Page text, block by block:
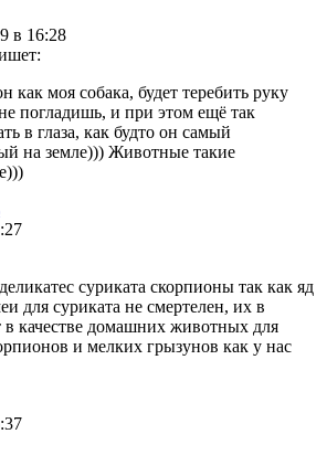
в 16:28
как моя собака, будет теребить руку
погладишь, и при этом ещё так
в глаза, как будто он самый
на земле))) Животные такие
суриката скорпионы так как яд
для суриката не смертелен, их в
качестве домашних животных для
и мелких грызунов как у нас